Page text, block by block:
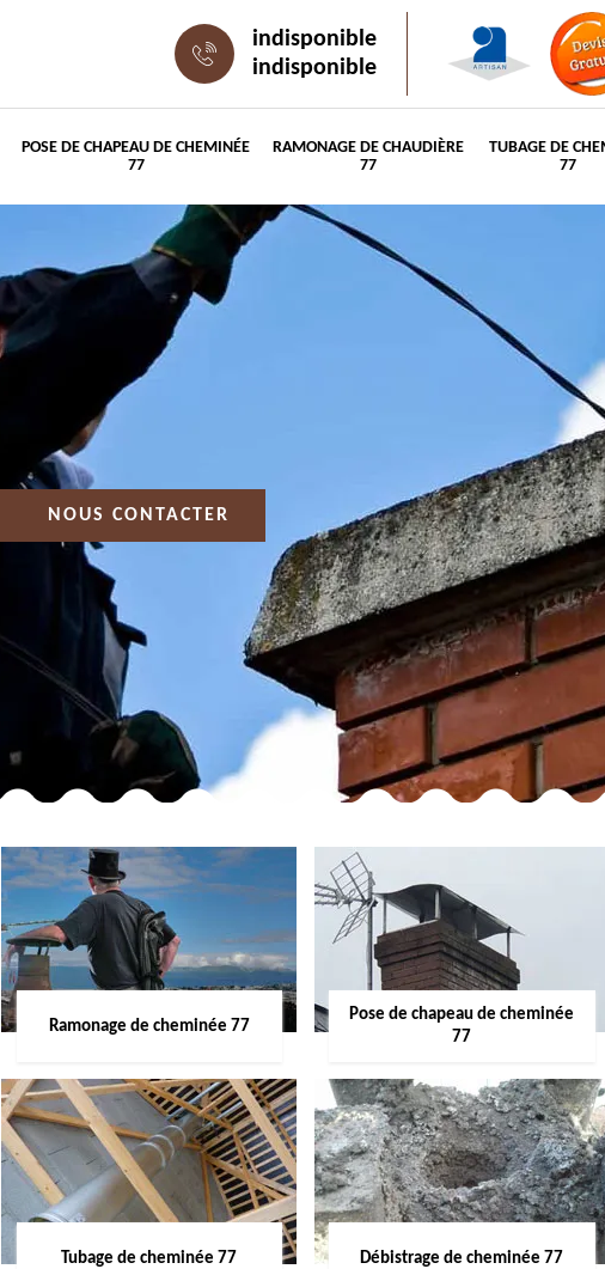
indisponible
indisponible
POSE DE CHAPEAU DE CHEMINÉE
77
RAMONAGE DE CHAUDIÈRE
77
TUBAGE DE
77
NOUS CONTACTER
Ramonage de cheminée 77
Pose de chapeau de cheminée
77
Tubage de cheminée 77 Débistrage de cheminée 77